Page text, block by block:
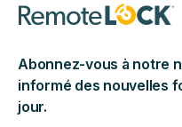
Abonnez-vous à notre
informé des nouvelles
jour.